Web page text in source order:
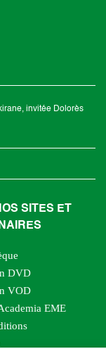
invitée Dolorès
SITES ET
DVD
VOD
EME